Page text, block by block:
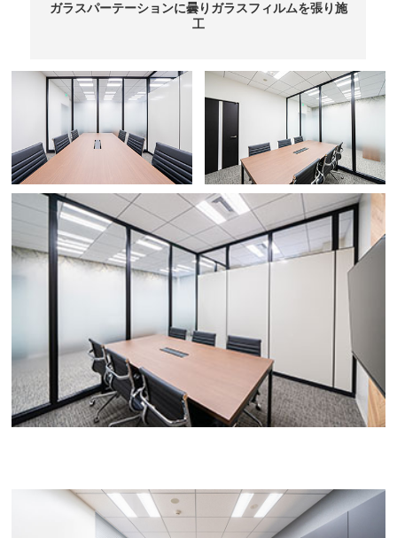
ガラスパーテーションに曇りガラスフィルムを張り施
工